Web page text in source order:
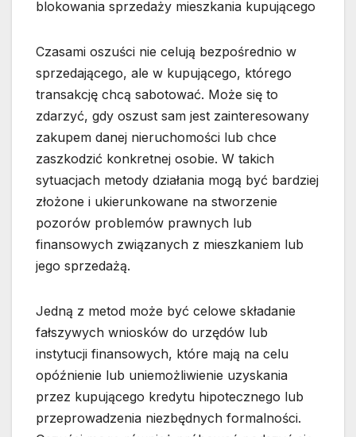
blokowania sprzedaży mieszkania kupującego
Czasami oszuści nie celują bezpośrednio w
sprzedającego, ale w kupującego, którego
transakcję chcą sabotować. Może się to
zdarzyć, gdy oszust sam jest zainteresowany
zakupem danej nieruchomości lub chce
zaszkodzić konkretnej osobie. W takich
sytuacjach metody działania mogą być bardziej
złożone i ukierunkowane na stworzenie
pozorów problemów prawnych lub
finansowych związanych z mieszkaniem lub
jego sprzedażą.
Jedną z metod może być celowe składanie
fałszywych wniosków do urzędów lub
instytucji finansowych, które mają na celu
opóźnienie lub uniemożliwienie uzyskania
przez kupującego kredytu hipotecznego lub
przeprowadzenia niezbędnych formalności.